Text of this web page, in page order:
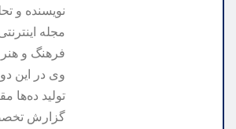
نویسنده و
مجله
فرهنگ و
وی در این
تولید ده‌ها
گزارش